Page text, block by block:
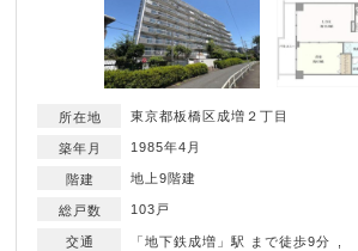
東京都板橋区成増２丁目
1985年4月
地上9階建
103戸
「地下鉄成増」駅 まで徒歩9分